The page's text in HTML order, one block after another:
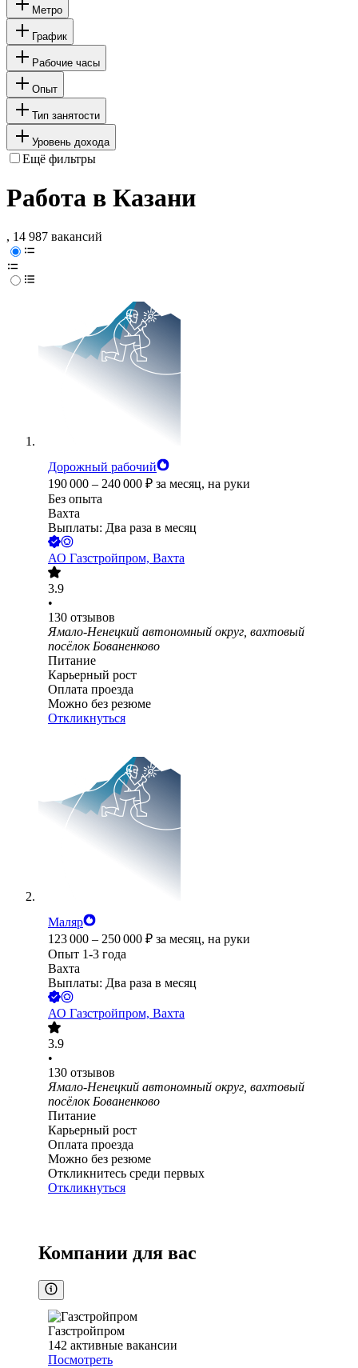
Метро
График
Рабочие часы
Опыт
Тип занятости
Уровень дохода
Ещё фильтры
Работа в Казани
, 14 987 вакансий
Дорожный рабочий
190 000 – 240 000 ₽ за месяц, на руки
Без опыта
Вахта
Выплаты: Два раза в месяц
АО Газстройпром, Вахта
3.9
•
130 отзывов
Ямало-Ненецкий автономный округ, вахтовый
посёлок Бованенково
Питание
Карьерный рост
Оплата проезда
Можно без резюме
Откликнуться
Маляр
123 000 – 250 000 ₽ за месяц, на руки
Опыт 1-3 года
Вахта
Выплаты: Два раза в месяц
АО Газстройпром, Вахта
3.9
•
130 отзывов
Ямало-Ненецкий автономный округ, вахтовый
посёлок Бованенково
Питание
Карьерный рост
Оплата проезда
Можно без резюме
Откликнитесь среди первых
Откликнуться
Компании для вас
Газстройпром
142 активные вакансии
Посмотреть